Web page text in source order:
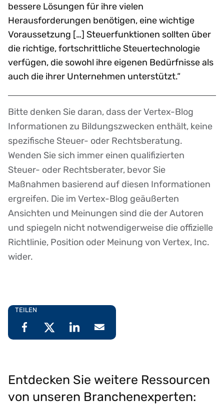
bessere Lösungen für ihre vielen
Herausforderungen benötigen, eine wichtige
Voraussetzung […] Steuerfunktionen sollten über
die richtige, fortschrittliche Steuertechnologie
verfügen, die sowohl ihre eigenen Bedürfnisse als
auch die ihrer Unternehmen unterstützt.“
Disclaimer
Bitte denken Sie daran, dass der Vertex-Blog
Informationen zu Bildungszwecken enthält, keine
spezifische Steuer- oder Rechtsberatung.
Wenden Sie sich immer einen qualifizierten
Steuer- oder Rechtsberater, bevor Sie
Maßnahmen basierend auf diesen Informationen
ergreifen. Die im Vertex-Blog geäußerten
Ansichten und Meinungen sind die der Autoren
und spiegeln nicht notwendigerweise die offizielle
Richtlinie, Position oder Meinung von Vertex, Inc.
wider.
TEILEN
Entdecken Sie weitere Ressourcen
von unseren Branchenexperten: